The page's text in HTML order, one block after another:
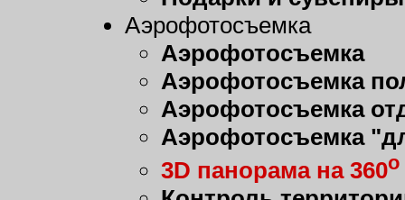
Аэрофотосъемка
Аэрофотосъемка
Аэрофотосъемка
Аэрофотосъемка
Аэрофотосъемка
3D панорама на 360о